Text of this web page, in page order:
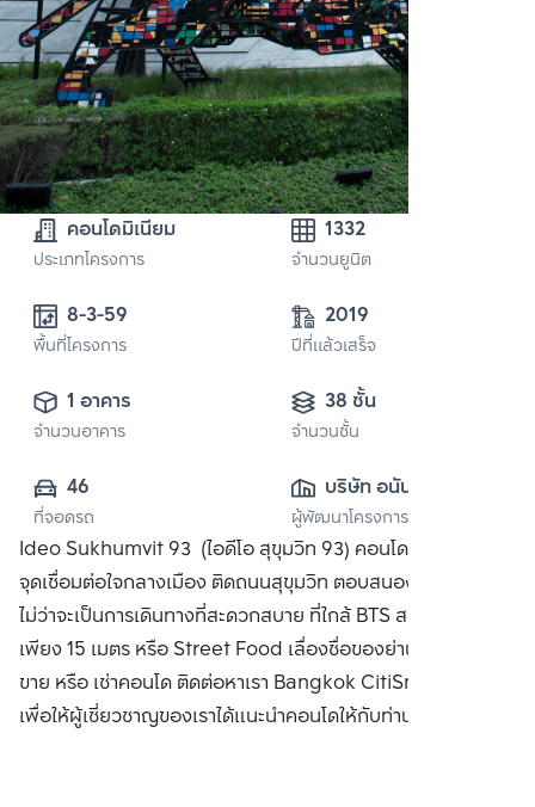
คอนโดมิเนียม
ประเภทโครงการ
1332
จำนวนยูนิต
8-3-59
พื้นที่โครงการ
2019
ปีที่แล้วเสร็จ
1 อาคาร
จำนวนอาคาร
38 ชั้น
จำนวนชั้น
46
ที่จอดรถ
บริษัท อนันดา ดี
เวลลอปเมนท์ จำกัด
(มหาชน)
ผู้พัฒนาโครงการ
Ideo Sukhumvit 93 (ไอดีโอ สุขุมวิท 93) คอนโดใหม่ บนทำเล
จุดเชื่อมต่อใจกลางเมือง ติดถนนสุขุมวิท ตอบสนองชีวิตทุกด้าน
ไม่ว่าจะเป็นการเดินทางที่สะดวกสบาย ที่ใกล้ BTS สถานีบางจาก
เพียง 15 เมตร หรือ Street Food เลื่องชื่อของย่านบางจาก ซื้อ
ขาย หรือ เช่าคอนโด ติดต่อหาเรา Bangkok CitiSmart ได้ทันที
เพื่อให้ผู้เชี่ยวชาญของเราได้แนะนำคอนโดให้กับท่าน